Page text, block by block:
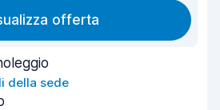
offerta
della sede